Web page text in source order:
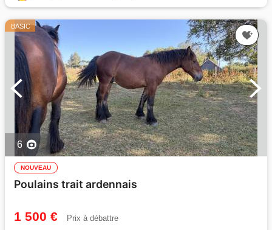
BASIC
6
NOUVEAU
Poulains trait ardennais
1 500 € Prix à débattre